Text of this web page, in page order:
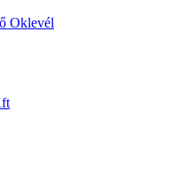
Oklevél